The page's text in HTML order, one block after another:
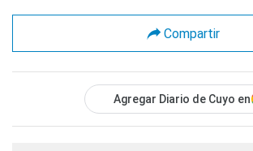
Compartir
Agregar Diario de Cuyo en